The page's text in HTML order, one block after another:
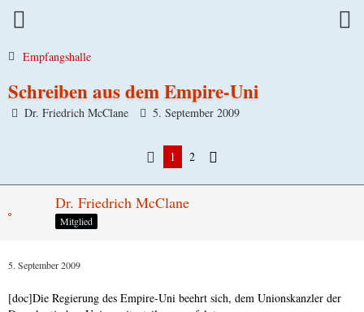
Empfangshalle
Schreiben aus dem Empire-Uni
Dr. Friedrich McClane 5. September 2009
1 2
Dr. Friedrich McClane
Mitglied
5. September 2009
[doc]Die Regierung des Empire-Uni beehrt sich, dem Unionskanzler der